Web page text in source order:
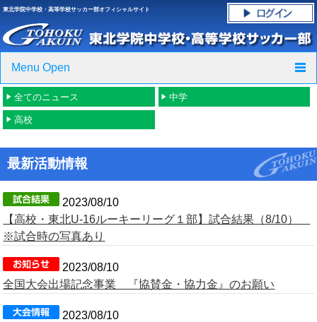
東北学院中学校・高等学校サッカー部オフィシャルサイト
Menu Open
TOP
全てのニュース 中学
高校
最新活動情報
2023/08/10
【高校・東北U-16ルーキーリーグ１部】試合結果（8/10）
※試合時の写真あり
2023/08/10
全国大会出場記念事業 『協賛金・協力金』のお願い
2023/08/10